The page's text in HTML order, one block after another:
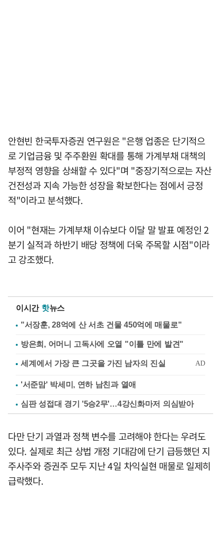
안현빈 한국투자증권 연구원은 "은행 업종은 단기적으
로 기업금융 및 주주환원 확대를 통해 가계부채 대책의
부정적 영향을 상쇄할 수 있다"며 "중장기적으로는 자산
건전성과 지속 가능한 성장을 확보한다는 점에서 긍정
적"이라고 분석했다.
이어 "현재는 가계부채 이슈보다 이달 말 발표 예정인 2
분기 실적과 하반기 배당 정책에 더욱 주목할 시점"이라
고 강조했다.
이시간 핫뉴스
"서장훈, 28억에 산 서초 건물 450억에 매물로"
방은희, 어머니 고독사에 오열 "이틀 만에 발견"
'서준맘' 박세미, 연하 남친과 열애
심판 성접대 경기 '5승2무'…4강신화마저 의심받아
다만 단기 과열과 정책 변수를 고려해야 한다는 우려도
있다. 실제로 최근 상법 개정 기대감에 단기 급등했던 지
주사주와 증권주 모두 지난 4일 차익실현 매물로 일제히
급락했다.